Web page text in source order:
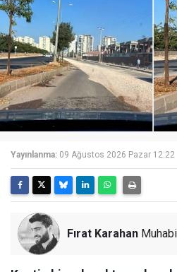
Yayınlanma: 09 Ağustos 2026 Pazar 12:22
Fırat Karahan